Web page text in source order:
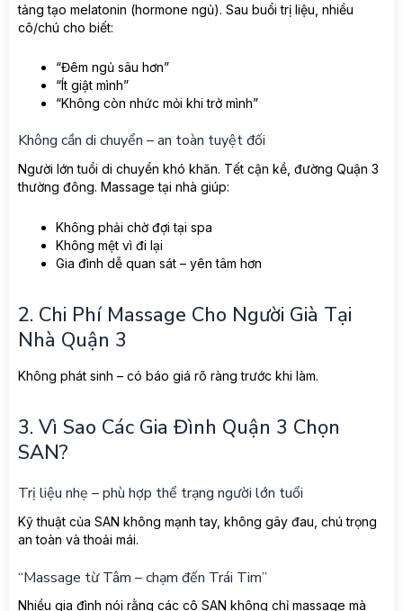
tảng tạo melatonin (hormone ngủ). Sau buổi trị liệu, nhiều
cô/chú cho biết:
“Đêm ngủ sâu hơn”
“Ít giật mình”
“Không còn nhức mỏi khi trở mình”
Không cần di chuyển – an toàn tuyệt đối
Người lớn tuổi di chuyển khó khăn. Tết cận kề, đường Quận 3
thường đông. Massage tại nhà giúp:
Không phải chờ đợi tại spa
Không mệt vì đi lại
Gia đình dễ quan sát – yên tâm hơn
2. Chi Phí Massage Cho Người Già Tại
Nhà Quận 3
Không phát sinh – có báo giá rõ ràng trước khi làm.
3. Vì Sao Các Gia Đình Quận 3 Chọn
SAN?
Trị liệu nhẹ – phù hợp thể trạng người lớn tuổi
Kỹ thuật của SAN không mạnh tay, không gây đau, chú trọng
an toàn và thoải mái.
“Massage từ Tâm – chạm đến Trái Tim”
Nhiều gia đình nói rằng các cô SAN không chỉ massage mà